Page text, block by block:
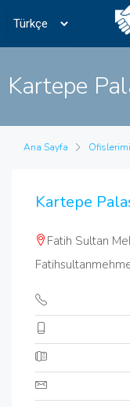
Kartepe
Ana Sayfa
Kartepe
Fatih Sultan